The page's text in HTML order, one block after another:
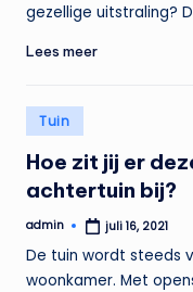
gezellige uitstraling?
Lees meer
Geplaatst
in
Tuin
Hoe zit jij er
achtertuin bij?
Geplaatst
admin juli 16, 2021
De tuin wordt steeds
woonkamer. Met